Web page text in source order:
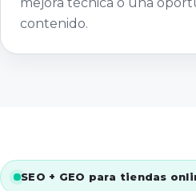
contenido.
SEO + GEO para tiendas